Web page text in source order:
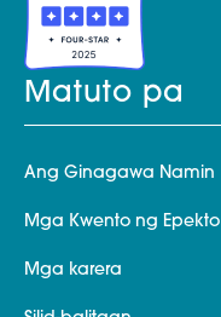
Matuto pa
Ang Ginagawa Namin
Mga Kwento ng Epekto
Mga karera